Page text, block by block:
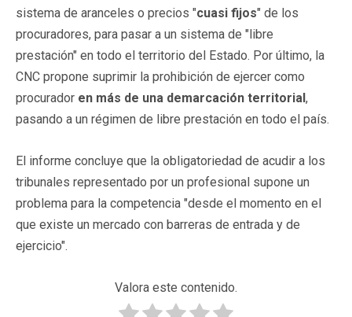
sistema de aranceles o precios "cuasi fijos" de los
procuradores, para pasar a un sistema de "libre
prestación" en todo el territorio del Estado. Por último, la
CNC propone suprimir la prohibición de ejercer como
procurador en más de una demarcación territorial,
pasando a un régimen de libre prestación en todo el país.
El informe concluye que la obligatoriedad de acudir a los
tribunales representado por un profesional supone un
problema para la competencia "desde el momento en el
que existe un mercado con barreras de entrada y de
ejercicio".
Valora este contenido.